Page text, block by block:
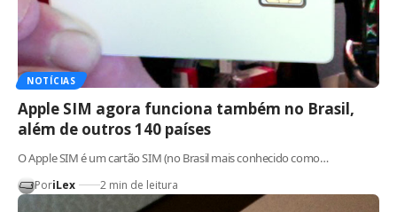
NOTÍCIAS
Apple SIM agora funciona também no Brasil,
além de outros 140 países
O Apple SIM é um cartão SIM (no Brasil mais conhecido como…
PoriLex 2 min de leitura